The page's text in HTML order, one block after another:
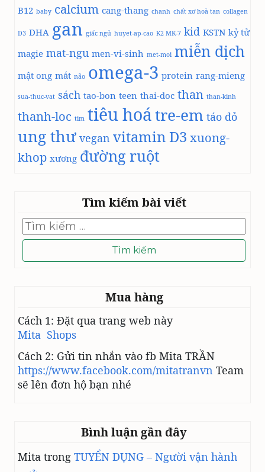
P
H
Ẫ
U
H
U
Ậ
T
H
A
X
A
N
H
Ă
N
A
H
Đ
H
B12 baby calcium cang-thang chanh chất xơ hoà tan collagen
D3 DHA gan giấc ngủ huyet-ap-cao K2 MK-7 kid KSTN kỷ tử
magie mat-ngu men-vi-sinh met-moi miễn dịch
mật ong mắt não omega-3 protein rang-mieng
sua-thuc-vat sách tao-bon teen thai-doc than than-kinh
thanh-loc tim tiêu hoátre-em táo đỏ
ung thư vegan vitamin D3 xuong-
khop xương đường ruột
Tìm kiếm bài viết
Tìm
kiếm
cho:
Mua hàng
Cách 1: Đặt qua trang web này
Mita Shops
Cách 2: Gửi tin nhắn vào fb Mita TRẦN
https://www.facebook.com/mitatranvn Team
sẽ lên đơn hộ bạn nhé
Bình luận gần đây
Mita trong TUYỂN DỤNG – Người vận hành